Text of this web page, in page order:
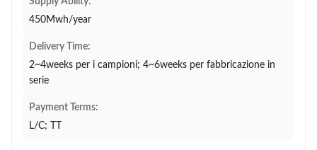
450Mwh/year
Delivery Time:
2~4weeks per i campioni; 4~6weeks per fabbricazione in
serie
Payment Terms:
L/C; TT